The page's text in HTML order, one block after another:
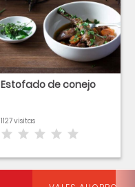
Estofado de conejo
1127 visitas